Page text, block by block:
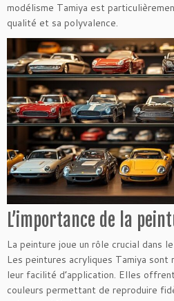
modélisme Tamiya est
qualité et sa polyvalence.
L’importance de la
La peinture joue un rôle crucial dans
Les peintures acryliques Tamiya
leur facilité d’application. Elles
couleurs permettant de reproduire